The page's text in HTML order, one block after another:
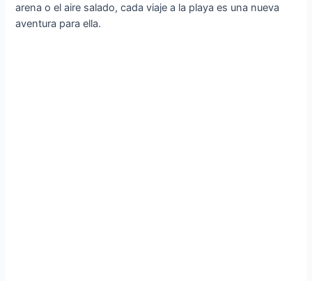
arena o el aire salado, cada viaje a la playa es una nueva
aventura para ella.